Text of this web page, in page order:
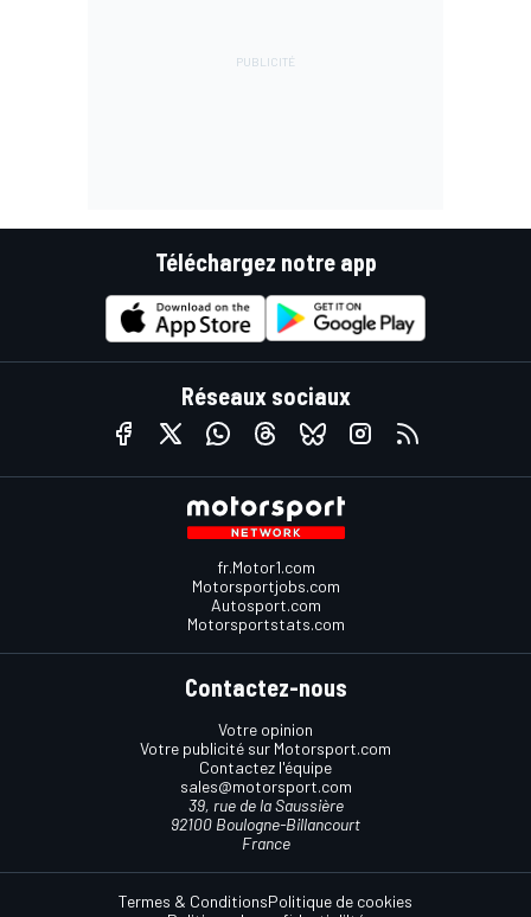
Téléchargez notre app
Réseaux sociaux
fr.Motor1.com
Motorsportjobs.com
Autosport.com
Motorsportstats.com
Contactez-nous
Votre opinion
Votre publicité sur Motorsport.com
Contactez l'équipe
sales@motorsport.com
39, rue de la Saussière
92100 Boulogne-Billancourt
France
Termes & ConditionsPolitique de cookies